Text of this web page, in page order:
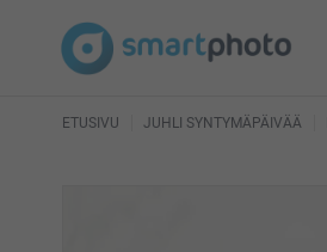
ETUSIVU JUHLI SYNTYMÄPÄIVÄÄ